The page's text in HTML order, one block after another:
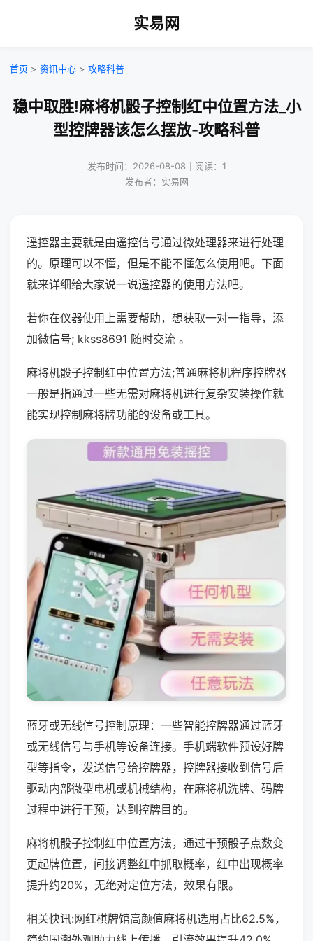
实易网
首页 > 资讯中心 > 攻略科普
稳中取胜!麻将机骰子控制红中位置方法_小
型控牌器该怎么摆放-攻略科普
发布时间：2026-08-08｜阅读：1
发布者：实易网
遥控器主要就是由遥控信号通过微处理器来进行处理
的。原理可以不懂，但是不能不懂怎么使用吧。下面
就来详细给大家说一说遥控器的使用方法吧。
若你在仪器使用上需要帮助，想获取一对一指导，添
加微信号; kkss8691 随时交流 。
麻将机骰子控制红中位置方法;普通麻将机程序控牌器
一般是指通过一些无需对麻将机进行复杂安装操作就
能实现控制麻将牌功能的设备或工具。
蓝牙或无线信号控制原理：一些智能控牌器通过蓝牙
或无线信号与手机等设备连接。手机端软件预设好牌
型等指令，发送信号给控牌器，控牌器接收到信号后
驱动内部微型电机或机械结构，在麻将机洗牌、码牌
过程中进行干预，达到控牌目的。
麻将机骰子控制红中位置方法，通过干预骰子点数变
更起牌位置，间接调整红中抓取概率，红中出现概率
提升约20%，无绝对定位方法，效果有限。
相关快讯:网红棋牌馆高颜值麻将机选用占比62.5%，